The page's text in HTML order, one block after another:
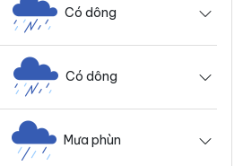
Có dông
Có dông
Mưa phùn